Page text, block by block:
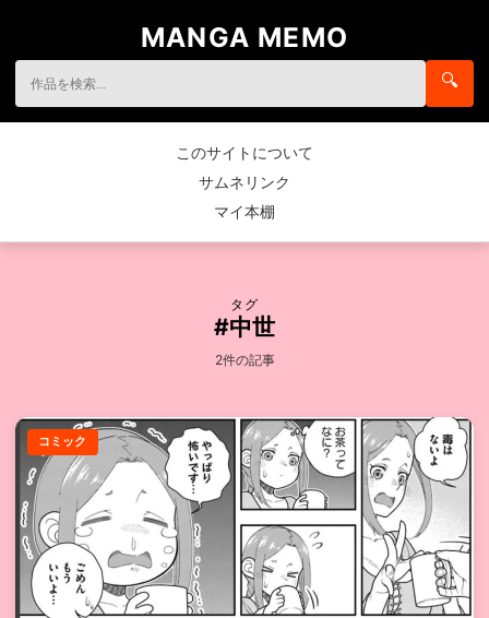
MANGA MEMO
🔍
このサイトについて
サムネリンク
マイ本棚
タグ
#中世
2件の記事
コミック